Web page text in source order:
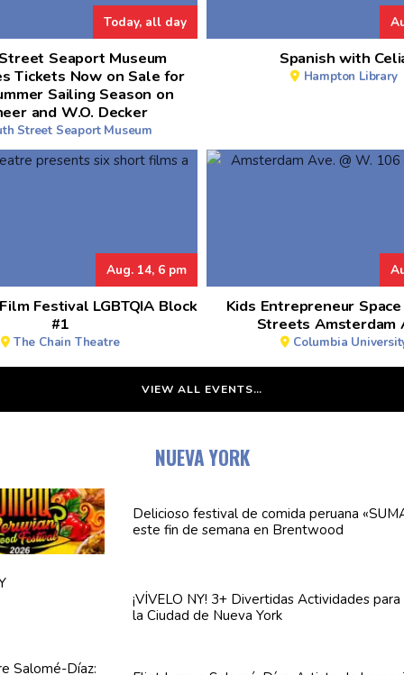
Today, all day
Seaport Museum
Tickets Now on Sale for
Sailing Season on
and W.O. Decker
Street Seaport Museum
Spanish with
Hampton Library
Aug. 14, 6 pm
Festival LGBTQIA Block
#1
The Chain Theatre
Kids Entrepreneur
Streets Amsterdam
Columbia
VIEW ALL EVENTS…
NUEVA YORK
Delicioso festival de comida peruana
este fin de semana en Brentwood
¡VÍVELO NY! 3+ Divertidas Actividadespara
la Ciudad de Nueva York